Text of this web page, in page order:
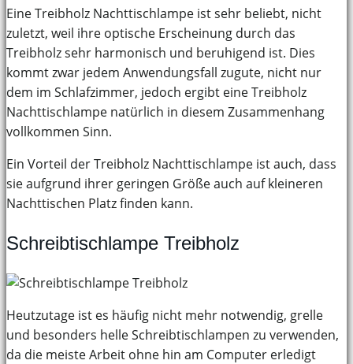
Eine Treibholz Nachttischlampe ist sehr beliebt, nicht
zuletzt, weil ihre optische Erscheinung durch das
Treibholz sehr harmonisch und beruhigend ist. Dies
kommt zwar jedem Anwendungsfall zugute, nicht nur
dem im Schlafzimmer, jedoch ergibt eine Treibholz
Nachttischlampe natürlich in diesem Zusammenhang
vollkommen Sinn.
Ein Vorteil der Treibholz Nachttischlampe ist auch, dass
sie aufgrund ihrer geringen Größe auch auf kleineren
Nachttischen Platz finden kann.
Schreibtischlampe Treibholz
Heutzutage ist es häufig nicht mehr notwendig, grelle
und besonders helle Schreibtischlampen zu verwenden,
da die meiste Arbeit ohne hin am Computer erledigt